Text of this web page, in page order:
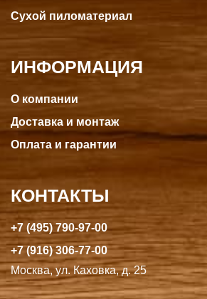
Сухой пиломатериал
ИНФОРМАЦИЯ
О компании
Доставка и монтаж
Оплата и гарантии
КОНТАКТЫ
+7 (495) 790-97-00
+7 (916) 306-77-00
Москва, ул. Каховка, д. 25